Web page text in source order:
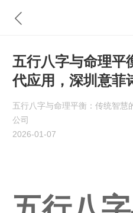
五行八字与命理平
代应用，深圳意菲
五行八字与命理平衡：传统智慧
公司
2026-01-07